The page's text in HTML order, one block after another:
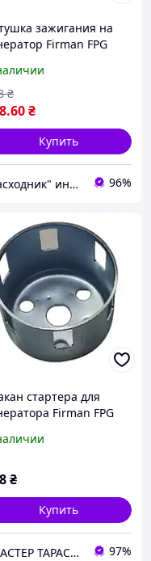
зажигания на
Firman FPG
.60₴
₴
Купить
"Расходник" интернет магазин запчастей 96%
стартера для
Firman FPG
₴
Купить
"МАСТЕР ТАРАС" интернет магазин запчастей и комплеткующих 97%